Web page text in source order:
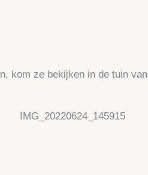
kom ze bekijken in de tuin van